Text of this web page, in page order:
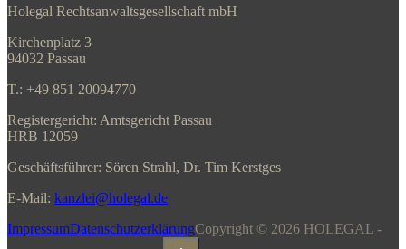
Holegal Rechtsanwaltsgesellschaft mbH
Kirchenplatz 3
94032 Passau
T.: +49 851 20094770
Registergericht: Amtsgericht Passau
HRB 12059
Geschäftsführer: Sören Strahl, Dr. Tim Kerstges
E-Mail: kanzlei@holegal.de
ImpressumDatenschutzerklärungCopyright © 2026 HOLEGAL -